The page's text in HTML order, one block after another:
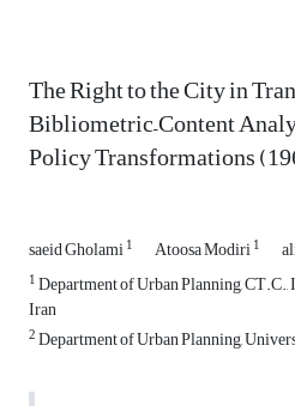
The Right to the City in
Bibliometric–Content
Policy Transformations
saeid Gholami1 Atoosa Modiri1
1Department of Urban Planning,
Iran
2Department of Urban Planning,